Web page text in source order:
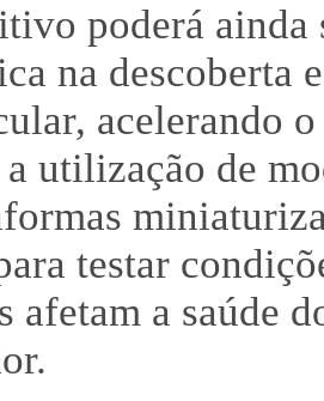
poderá
na descoberta
acelerando
utilização de
testar
afetam a saúde